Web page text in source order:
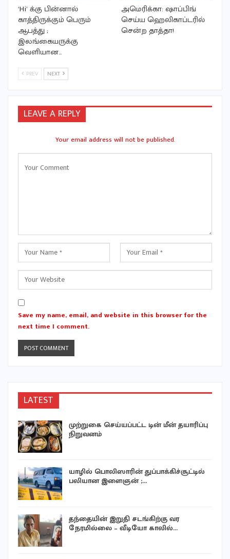
‘Hi’ க்கு பின்னால்
காத்திருக்கும் பெரும்
ஆபத்து ;
இலங்கையருக்கு
வெளியான…
அமெரிக்கா: ஷாப்பிங்
செய்ய ஹெலிகாப்டரில்
சென்ற தாத்தா!
PREV NEXT
LEAVE A REPLY
Your email address will not be published.
Save my name, email, and website in this browser for the
next time I comment.
LATEST
முற்றுகை செய்யப்பட்ட டின் மீன் தயாரிப்பு
நிறுவனம்
யாழில் பொலிஸாரின் துப்பாக்கிச்சூட்டில்
பலியான இளைஞன் ;…
தந்தையின் இறுதி சடங்கிற்கு வர
நேரமில்லை – வீடியோ காலில்…